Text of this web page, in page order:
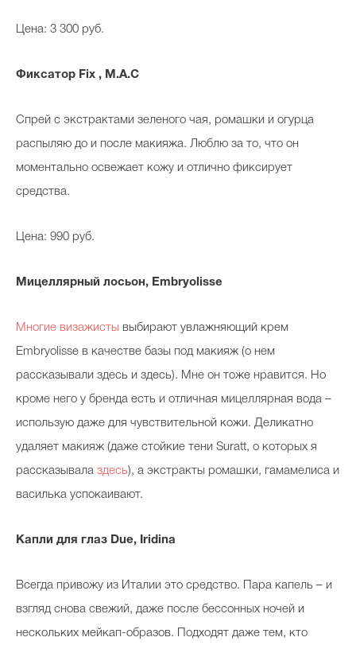
Цена: 3 300 руб.
Фиксатор Fix , M .A.C
Спрей с экстрактами зеленого чая, ромашки и огурца
распыляю до и после макияжа. Люблю за то, что он
моментально освежает кожу и отлично фиксирует
средства.
Цена: 990 руб.
Мицеллярный лосьон, Embryolisse
Многие визажисты выбирают увлажняющий крем
Embryolisse в качестве базы под макияж (о нем
рассказывали здесь и здесь). Мне он тоже нравится. Но
кроме него у бренда есть и отличная мицеллярная вода –
использую даже для чувствительной кожи. Деликатно
удаляет макияж (даже стойкие тени Suratt, о которых я
рассказывала здесь), а экстракты ромашки, гамамелиса и
василька успокаивают.
Капли для глаз Due, Iridina
Всегда привожу из Италии это средство. Пара капель – и
взгляд снова свежий, даже после бессонных ночей и
нескольких мейкап-образов. Подходят даже тем, кто